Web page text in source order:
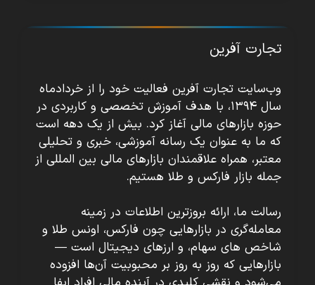
تجارت آفرین
وب‌سایت تجارت آفرین فعالیت خود را از خردادماه
سال ۱۳۹۴، با هدف آموزش تخصصی و کاربردی در
حوزه بازارهای مالی آغاز کرد. بیش از یک دهه است
که ما به عنوان یک رسانه آموزشی، خبری و تحلیلی
معتبر، همراه علاقمندان بازارهای مالی بین المللی از
جمله بازار فارکس و طلا هستیم.
رسالت ما، ارائه بروزترین اطلاعات در زمینه
معامله‌گری در بازارهایی چون فارکس، اونس طلا و
شاخص های سهام، و ارزهای دیجیتال است —
بازارهایی که روز به روز بر محبوبیت آن‌ها افزوده